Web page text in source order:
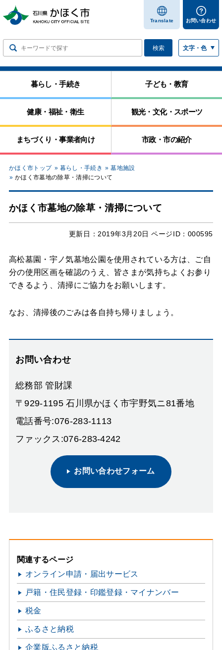
します
Translate お問い合わせ
検索 文字・色
暮らし・手続き 子ども・教育
健康・福祉・衛生 観光・文化・スポーツ
まちづくり・事業者向け 市政・市の紹介
かほく市トップ 暮らし・手続き
墓地施設
かほく市墓地の除草・清掃について
かほく市墓地の除草・清掃について
更新日： 2019年3月20日 ページID：000595
高松墓園・宇ノ気墓地公園を使用されている方は、ご自
分の使用区画を確認のうえ、皆さまが気持ちよくお参り
できるよう、清掃にご協力をお願いします。
なお、清掃後のごみは各自持ち帰りましょう。
お問い合わせ
総務部 管財課
〒929-1195 石川県かほく市宇野気ニ81番地
電話番号:076-283-1113
ファックス:076-283-4242
お問い合わせフォーム
関連するページ
オンライン申請・届出サービス
戸籍・住民登録・印鑑登録・マイナンバー
税金
ふるさと納税
企業版ふるさと納税